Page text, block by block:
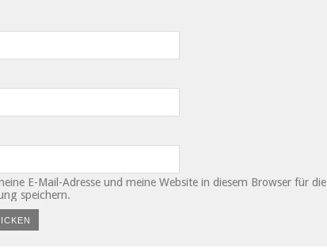
E-Mail-Adresse und meine Website in diesem Browser für die
speichern.